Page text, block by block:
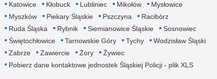
Katowice
Kłobuck Lubliniec Mikołów
Mysłowice
Myszków
Piekary Śląskie Pszczyna
Racibórz
Ruda Śląska
Rybnik Siemianowice Śląskie
Sosnowiec
Świętochłowice
Tarnowskie Góry Tychy
Wodzisław Śląski
Zabrze
Zawiercie Żory
Żywiec
Pobierz dane kontaktowe jednostek Śląskiej Policji - plik XLS